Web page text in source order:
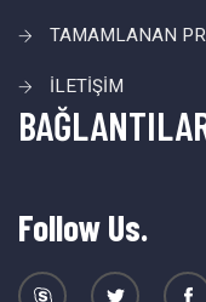
TAMAMLANAN
İLETİŞİM
Follow Us.